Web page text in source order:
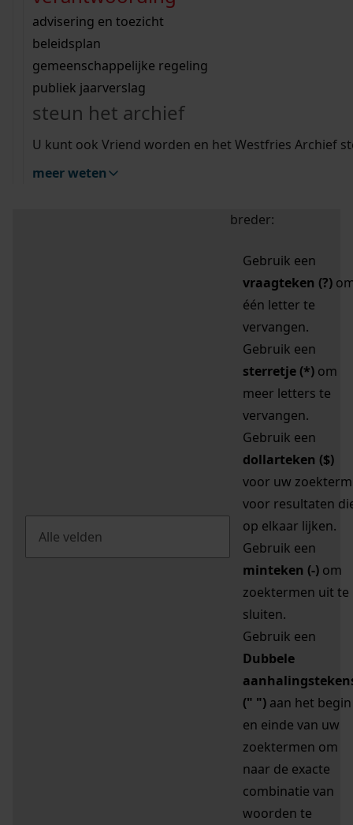
bouwvergunningen
omgevingsvergunningen
vergunningen
beeld en geluid
uitleg nodig?
Wij helpen u op weg met een aantal zoektips.
bekijk alle zoektips
Wij helpen u op weg met een aantal zoektips.
bekijk alle zoektips
bekijk ons geschiedenislokaal
advisering en toezicht
beleidsplan
gemeenschappelijke regeling
publiek jaarverslag
steun het archief
U kunt ook Vriend worden en het Westfries Archief
meer weten
zoektips
Mijn Studiezaal (inloggen)
uw zoekopdracht te
breder:
Gebruik een
vraagteken (?)
één letter te
vervangen.
Gebruik een
sterretje (*) om
meer letters te
vervangen.
Gebruik een
dollarteken ($)
voor uw zoekterm
voor resultaten
op elkaar lijken.
Gebruik een
minteken (-) om
zoektermen uit te
sluiten.
Gebruik een
Dubbele
(" ") aan het begin
en einde van uw
zoektermen om
naar de exacte
combinatie van
woorden te